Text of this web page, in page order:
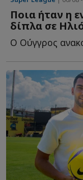
Ποια ήταν η
δίπλα σε